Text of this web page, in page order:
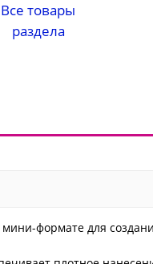
Все товары
раздела
мини-формате для